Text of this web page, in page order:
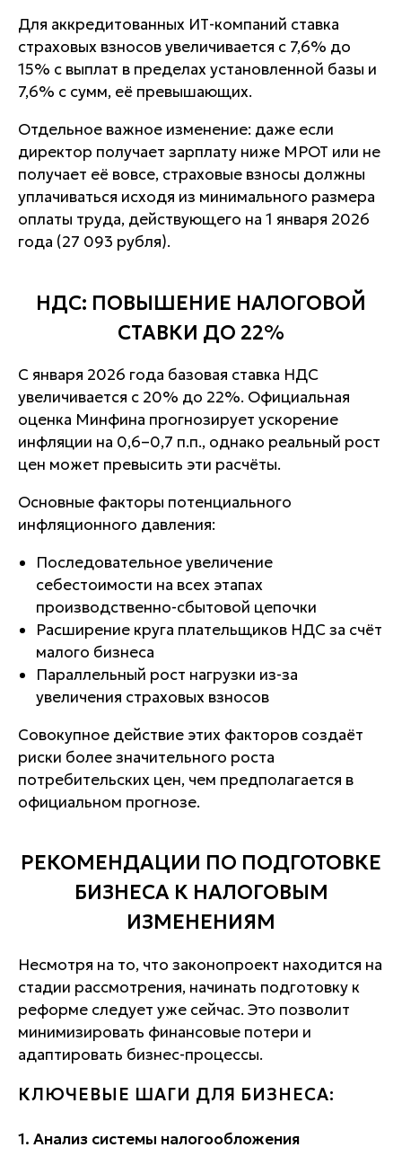
Для аккредитованных ИТ-компаний ставка
страховых взносов увеличивается с 7,6% до
15% с выплат в пределах установленной базы и
7,6% с сумм, её превышающих.
Отдельное важное изменение: даже если
директор получает зарплату ниже МРОТ или не
получает её вовсе, страховые взносы должны
уплачиваться исходя из минимального размера
оплаты труда, действующего на 1 января 2026
года (27 093 рубля).
НДС: ПОВЫШЕНИЕ НАЛОГОВОЙ
СТАВКИ ДО 22%
С января 2026 года базовая ставка НДС
увеличивается с 20% до 22%. Официальная
оценка Минфина прогнозирует ускорение
инфляции на 0,6–0,7 п.п., однако реальный рост
цен может превысить эти расчёты.
Основные факторы потенциального
инфляционного давления:
Последовательное увеличение
себестоимости на всех этапах
производственно-сбытовой цепочки
Расширение круга плательщиков НДС за счёт
малого бизнеса
Параллельный рост нагрузки из-за
увеличения страховых взносов
Совокупное действие этих факторов создаёт
риски более значительного роста
потребительских цен, чем предполагается в
официальном прогнозе.
РЕКОМЕНДАЦИИ ПО ПОДГОТОВКЕ
БИЗНЕСА К НАЛОГОВЫМ
ИЗМЕНЕНИЯМ
Несмотря на то, что законопроект находится на
стадии рассмотрения, начинать подготовку к
реформе следует уже сейчас. Это позволит
минимизировать финансовые потери и
адаптировать бизнес-процессы.
КЛЮЧЕВЫЕ ШАГИ ДЛЯ БИЗНЕСА:
1. Анализ системы налогообложения